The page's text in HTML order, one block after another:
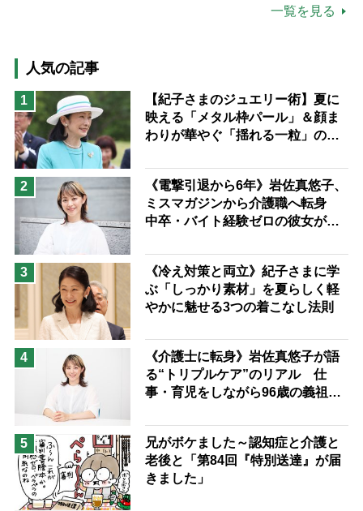
猫が母になつきません
息子の遠距離介護サバイバル術
兄がボケました
便利なサービス
予防法
一覧を見る
人気の記事
1
【紀子さまのジュエリー術】夏に
映える「メタル枠パール」＆顔ま
わりが華やぐ「揺れる一粒」の使
2
《電撃引退から6年》岩佐真悠子、
ミスマガジンから介護職へ転身
中卒・バイト経験ゼロの彼女が見
ながら自分らしくいられる」
3
《冷え対策と両立》紀子さまに学
ぶ「しっかり素材」を夏らしく軽
やかに魅せる3つの着こなし法則
4
《介護士に転身》岩佐真悠子が語
る“トリプルケア”のリアル 仕
事・育児をしながら96歳の義祖母
る「家での介護は“雑”でも気にし
ない」
5
兄がボケました～認知症と介護と
老後と「第84回『特別送達』が届
きました」